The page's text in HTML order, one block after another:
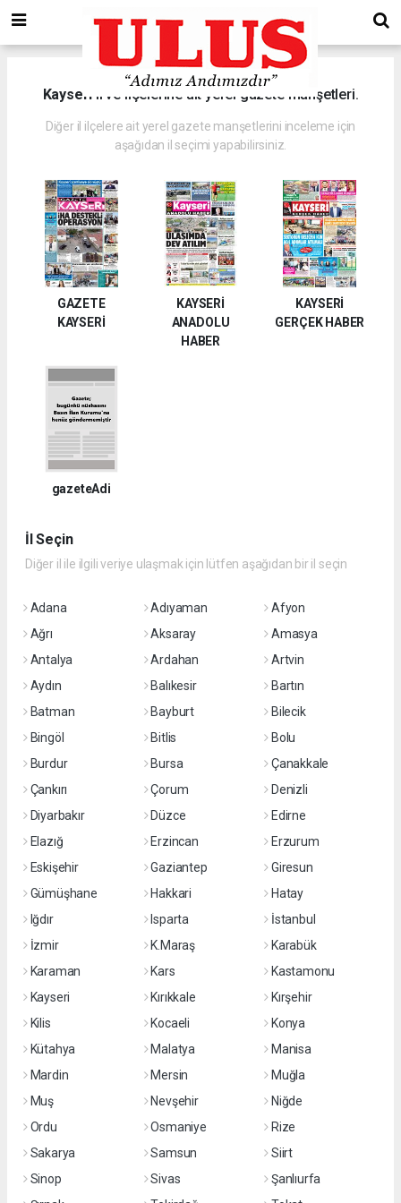
Kayseri il ve ilçelerine ait yerel gazete manşetleri.
Diğer il ilçelere ait yerel gazete manşetlerini inceleme için
aşağıdan il seçimi yapabilirsiniz.
GAZETE
KAYSERİ
KAYSERİ
ANADOLU
HABER
KAYSERİ
GERÇEK HABER
gazeteAdi
İl Seçin
Diğer il ile ilgili veriye ulaşmak için lütfen aşağıdan bir il seçin
Adana Adıyaman
Afyon
Ağrı
Aksaray
Amasya
Antalya
Ardahan
Artvin
Aydın
Balıkesir
Bartın
Batman
Bayburt
Bilecik
Bingöl
Bitlis
Bolu
Burdur
Bursa
Çanakkale
Çankırı
Çorum
Denizli
Diyarbakır
Düzce
Edirne
Elazığ
Erzincan
Erzurum
Eskişehir
Gaziantep
Giresun
Gümüşhane
Hakkari
Hatay
Iğdır
Isparta
İstanbul
İzmir
K.Maraş
Karabük
Karaman
Kars
Kastamonu
Kayseri
Kırıkkale
Kırşehir
Kilis
Kocaeli
Konya
Kütahya
Malatya
Manisa
Mardin
Mersin
Muğla
Muş
Nevşehir
Niğde
Ordu
Osmaniye
Rize
Sakarya
Samsun
Siirt
Sinop
Sivas
Şanlıurfa